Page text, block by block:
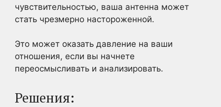
чувствительностью, ваша антенна может
стать чрезмерно настороженной.
Это может оказать давление на ваши
отношения, если вы начнете
переосмысливать и анализировать.
Решения: